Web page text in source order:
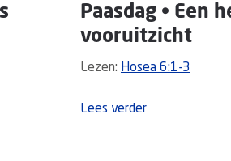
Paasdag • Een
vooruitzicht
Lezen: Hosea 6:1-3
Lees verder